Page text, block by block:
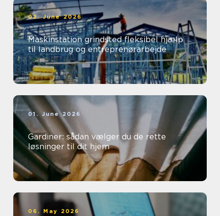
02. June 2026
Maskinstation grindsted fleksibel hjælp
til landbrug og entreprenørarbejde
01. June 2026
Gardiner: sådan vælger du de rette
løsninger til dit hjem
06. May 2026